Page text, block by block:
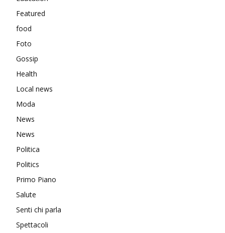
Featured
food
Foto
Gossip
Health
Local news
Moda
News
News
Politica
Politics
Primo Piano
Salute
Senti chi parla
Spettacoli